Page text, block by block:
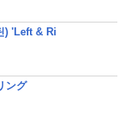
) 'Left & Ri
ング